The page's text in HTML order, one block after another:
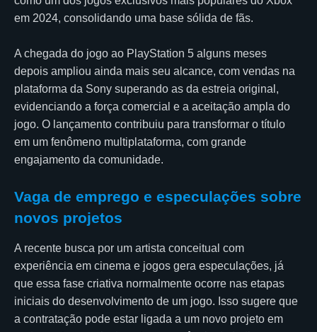
em 2024, consolidando uma base sólida de fãs.
A chegada do jogo ao PlayStation 5 alguns meses
depois ampliou ainda mais seu alcance, com vendas na
plataforma da Sony superando as da estreia original,
evidenciando a força comercial e a aceitação ampla do
jogo. O lançamento contribuiu para transformar o título
em um fenômeno multiplataforma, com grande
engajamento da comunidade.
Vaga de emprego e especulações sobre
novos projetos
A recente busca por um artista conceitual com
experiência em cinema e jogos gera especulações, já
que essa fase criativa normalmente ocorre nas etapas
iniciais do desenvolvimento de um jogo. Isso sugere que
a contratação pode estar ligada a um novo projeto em